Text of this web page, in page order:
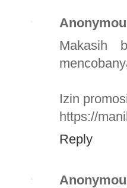
Makasih
Izin
https://
Reply